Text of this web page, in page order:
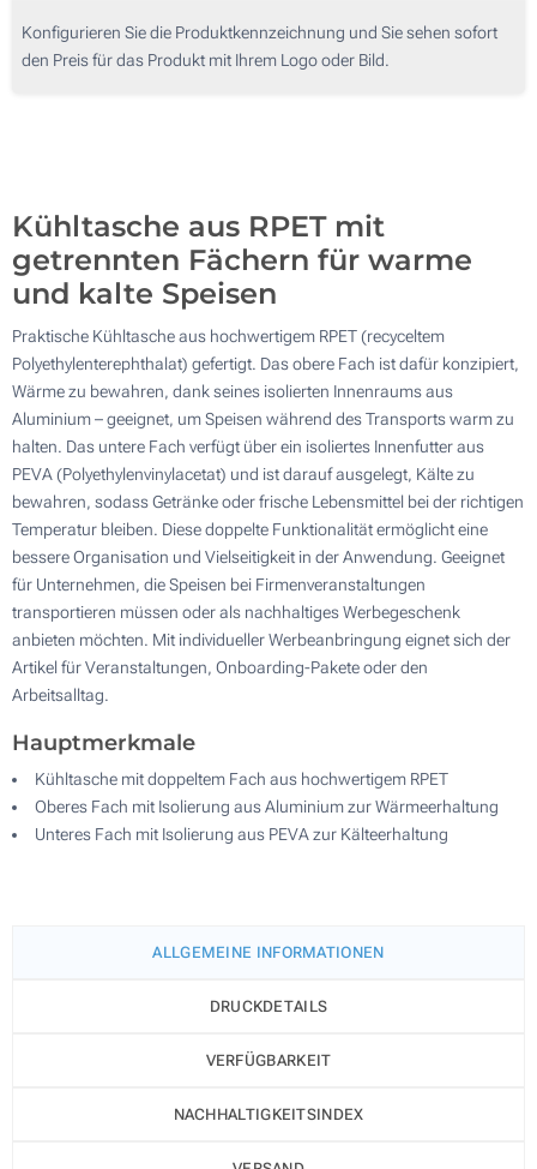
Digitaler Transferdruck in Vollfarbe (Auf der Vorderseite)
125
250
Konfigurieren Sie die Produktkennzeichnung und Sie sehen sofort
den Preis für das Produkt mit Ihrem Logo oder Bild.
Kühltasche aus RPET mit
getrennten Fächern für warme
und kalte Speisen
Praktische Kühltasche aus hochwertigem RPET (recyceltem
Polyethylenterephthalat) gefertigt. Das obere Fach ist dafür konzipiert,
Wärme zu bewahren, dank seines isolierten Innenraums aus
Aluminium – geeignet, um Speisen während des Transports warm zu
halten. Das untere Fach verfügt über ein isoliertes Innenfutter aus
PEVA (Polyethylenvinylacetat) und ist darauf ausgelegt, Kälte zu
bewahren, sodass Getränke oder frische Lebensmittel bei der richtigen
Temperatur bleiben. Diese doppelte Funktionalität ermöglicht eine
bessere Organisation und Vielseitigkeit in der Anwendung. Geeignet
für Unternehmen, die Speisen bei Firmenveranstaltungen
transportieren müssen oder als nachhaltiges Werbegeschenk
anbieten möchten. Mit individueller Werbeanbringung eignet sich der
Artikel für Veranstaltungen, Onboarding-Pakete oder den
Arbeitsalltag.
Hauptmerkmale
Kühltasche mit doppeltem Fach aus hochwertigem RPET
Oberes Fach mit Isolierung aus Aluminium zur Wärmeerhaltung
Unteres Fach mit Isolierung aus PEVA zur Kälteerhaltung
ALLGEMEINE INFORMATIONEN
DRUCKDETAILS
VERFÜGBARKEIT
NACHHALTIGKEITSINDEX